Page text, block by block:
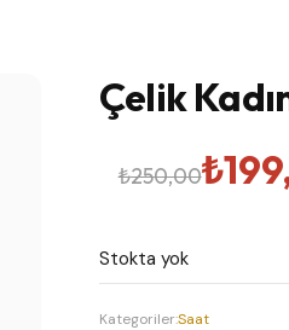
Çelik
₺250,00
Orijinal
₺250,00.
₺
Şu
fiyat:
Stokta yok
Kategoriler:Saat